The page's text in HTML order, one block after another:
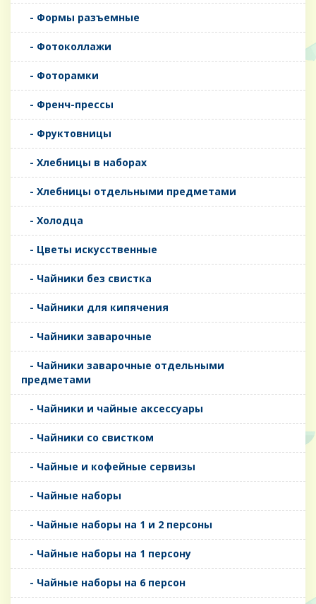
- Формы разъемные
- Фотоколлажи
- Фоторамки
- Френч-прессы
- Фруктовницы
- Хлебницы в наборах
- Хлебницы отдельными предметами
- Холодца
- Цветы искусственные
- Чайники без свистка
- Чайники для кипячения
- Чайники заварочные
- Чайники заварочные отдельными
предметами
- Чайники и чайные аксессуары
- Чайники со свистком
- Чайные и кофейные сервизы
- Чайные наборы
- Чайные наборы на 1 и 2 персоны
- Чайные наборы на 1 персону
- Чайные наборы на 6 персон